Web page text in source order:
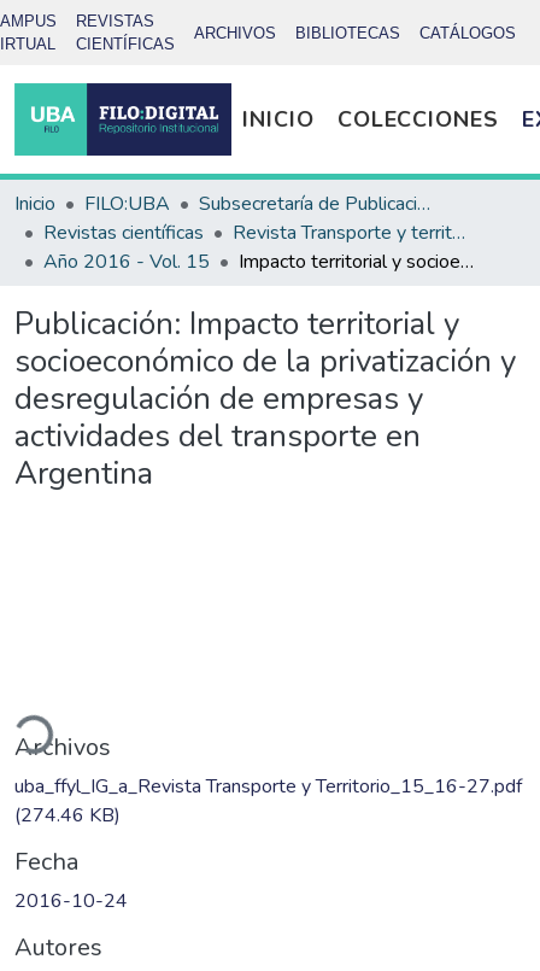
REVISTAS
CIENTÍFICAS
ARCHIVOS BIBLIOTECAS CATÁLOGOS
INICIO COLECCIONES
Inicio FILO:UBA
Subsecretaría de Publicaciones
Revistas científicas
Revista Transporte y territorio
Año 2016 - Vol. 15
Impacto territorial y socioeconómico de la privatización y desregulación de empresas y actividades del transporte en Argentina
Publicación: Impacto territorial y
socioeconómico de la privatización y
desregulación de empresas y
actividades del transporte en
Argentina
Cargando...
Archivos
uba_ffyl_IG_a_Revista Transporte y Territorio_15_16-27.pdf
(274.46 KB)
Fecha
2016-10-24
Autores